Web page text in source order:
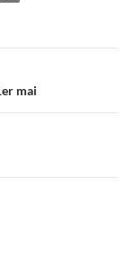
mai